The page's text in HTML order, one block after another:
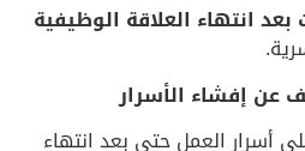
انتهاء العلاقة الوظيفية
عن إفشاء الأسرار
أسرار العمل حتى بعد انتهاء